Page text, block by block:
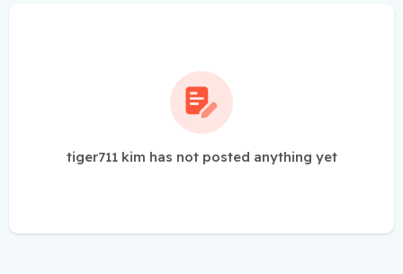
tiger711 kim has not posted anything yet